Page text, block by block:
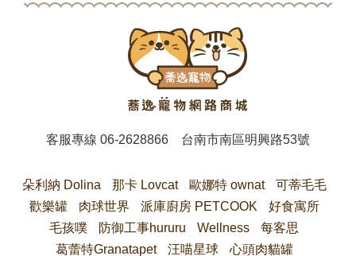
客服專線06-2628866 台南市南區明興路53號
朵利納 Dolina 那卡 Lovcat 歐娜特 ownat
可蒂毛毛
歡樂罐
肉球世界 派庫廚房 PETCOOK
好食寓所
毛孩噗
防御工事hururu Wellness
每客思
葛蕾特Granatapet
汪喵星球 心頭肉貓罐